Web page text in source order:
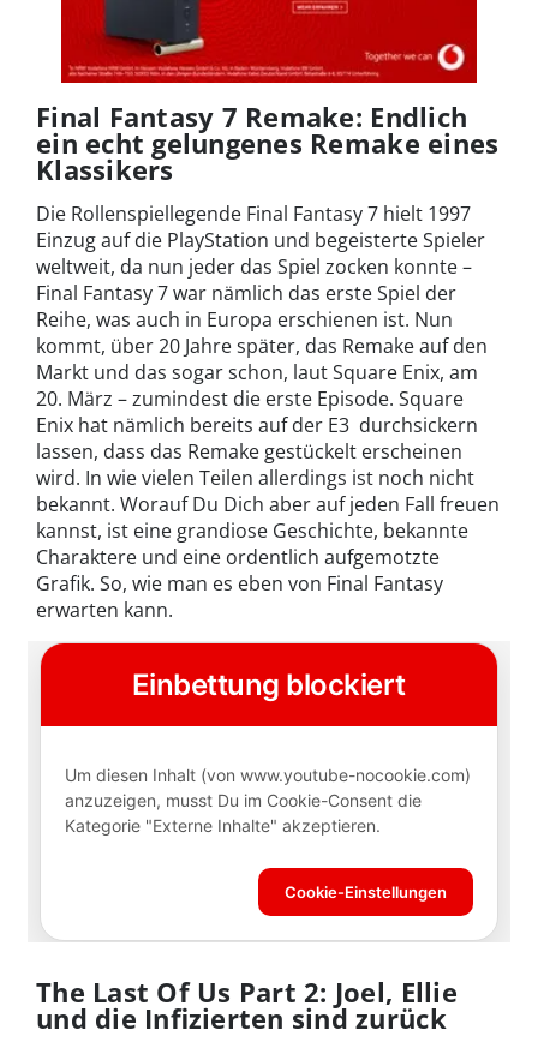
Final Fantasy 7 Remake: Endlich
ein echt gelungenes Remake eines
Klassikers
Die Rollenspiellegende Final Fantasy 7 hielt 1997
Einzug auf die PlayStation und begeisterte Spieler
weltweit, da nun jeder das Spiel zocken konnte –
Final Fantasy 7 war nämlich das erste Spiel der
Reihe, was auch in Europa erschienen ist. Nun
kommt, über 20 Jahre später, das Remake auf den
Markt und das sogar schon, laut Square Enix, am
20. März – zumindest die erste Episode. Square
Enix hat nämlich bereits auf der E3 durchsickern
lassen, dass das Remake gestückelt erscheinen
wird. In wie vielen Teilen allerdings ist noch nicht
bekannt. Worauf Du Dich aber auf jeden Fall freuen
kannst, ist eine grandiose Geschichte, bekannte
Charaktere und eine ordentlich aufgemotzte
Grafik. So, wie man es eben von Final Fantasy
erwarten kann.
The Last Of Us Part 2: Joel, Ellie
und die Infizierten sind zurück